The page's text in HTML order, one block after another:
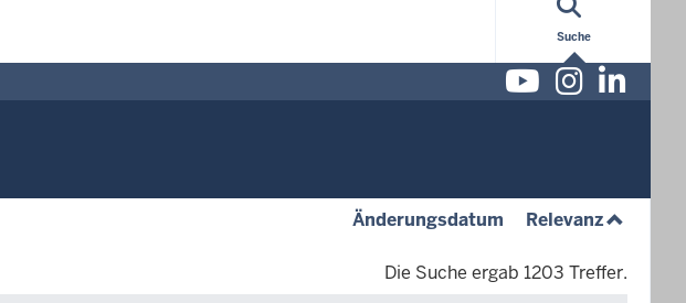
Suche
Youtube
Änderungsdatum (absteigend)
Relevanz
Die Suche ergab 1203 Treffer.